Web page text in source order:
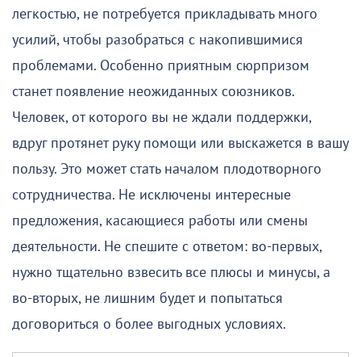
легкостью, не потребуется прикладывать много
усилий, чтобы разобраться с накопившимися
проблемами. Особенно приятным сюрпризом
станет появление неожиданных союзников.
Человек, от которого вы не ждали поддержки,
вдруг протянет руку помощи или выскажется в вашу
пользу. Это может стать началом плодотворного
сотрудничества. Не исключены интересные
предложения, касающиеся работы или смены
деятельности. Не спешите с ответом: во-первых,
нужно тщательно взвесить все плюсы и минусы, а
во-вторых, не лишним будет и попытаться
договориться о более выгодных условиях.